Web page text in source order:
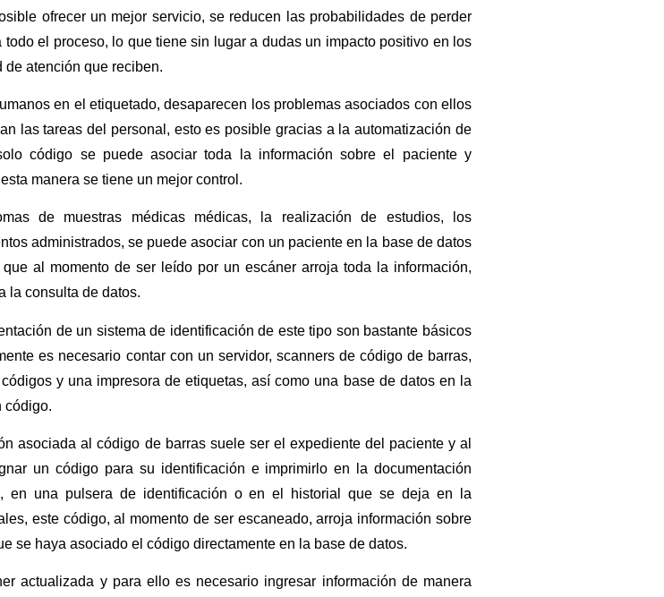
ofrecer un mejor servicio, se reducen las probabilidades de perder
el proceso, lo que tiene sin lugar a dudas un impacto positivo en los
atención que reciben.
en el etiquetado, desaparecen los problemas asociados con ellos
las tareas del personal, esto es posible gracias a la automatización de
código se puede asociar toda la información sobre el paciente y
manera se tiene un mejor control.
de muestras médicas médicas, la realización de estudios, los
administrados, se puede asociar con un paciente en la base de datos
al momento de ser leído por un escáner arroja toda la información,
la consulta de datos.
de un sistema de identificación de este tipo son bastante básicos
es necesario contar con un servidor, scanners de código de barras,
y una impresora de etiquetas, así como una base de datos en la
código.
asociada al código de barras suele ser el expediente del paciente y al
un código para su identificación e imprimirlo en la documentación
en una pulsera de identificación o en el historial que se deja en la
este código, al momento de ser escaneado, arroja información sobre
se haya asociado el código directamente en la base de datos.
actualizada y para ello es necesario ingresar información de manera